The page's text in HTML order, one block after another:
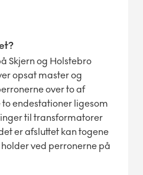
Skjern og Holstebro
opsat master og
over to af
endestationer ligesom
til transformatorer
er afsluttet kan togene
ved perronerne på